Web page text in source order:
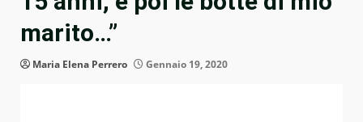
marito…”
Maria Elena Perrero Gennaio 19, 2020